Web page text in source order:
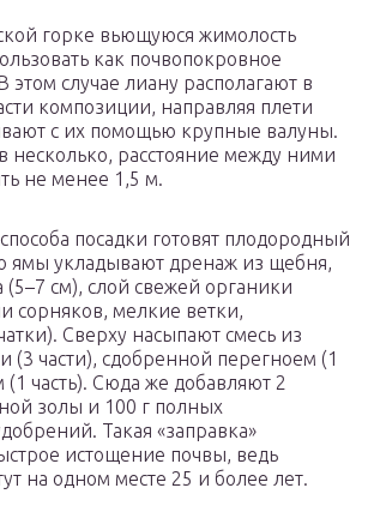
горке вьющуюся жимолость
как почвопокровное
этом случае лиану располагают в
композиции, направляя плети
с их помощью крупные валуны.
несколько, расстояние между ними
не менее 1,5 м.
посадки готовят плодородный
ямы укладывают дренаж из щебня,
(5–7 см), слой свежей органики
сорняков, мелкие ветки,
Сверху насыпают смесь из
(3 части), сдобренной перегноем (1
(1 часть). Сюда же добавляют 2
золы и 100 г полных
Такая «заправка»
истощение почвы, ведь
на одном месте 25 и более лет.